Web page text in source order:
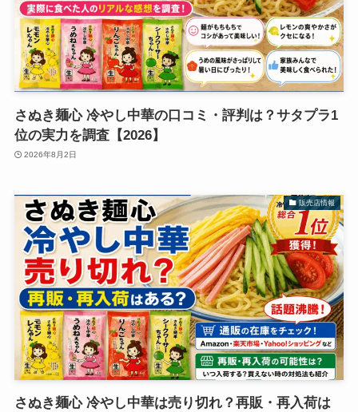
さぬき麺心 冷やし中華の口コミ・評判は？サタプラ1
位の実力を調査【2026】
2026年8月2日
販売店情報
さぬき麺心 冷やし中華は売り切れ？再販・再入荷は